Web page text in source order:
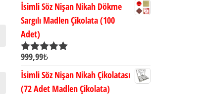
İsimli Söz Nişan Nikah Dökme
Sargılı Madlen Çikolata (100
Adet)
5 üzerinden
999,99₺
İsimli Söz Nişan Nikah Çikolatası
(72 Adet Madlen Çikolata)